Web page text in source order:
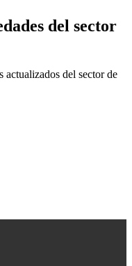
del sector
actualizados del sector de